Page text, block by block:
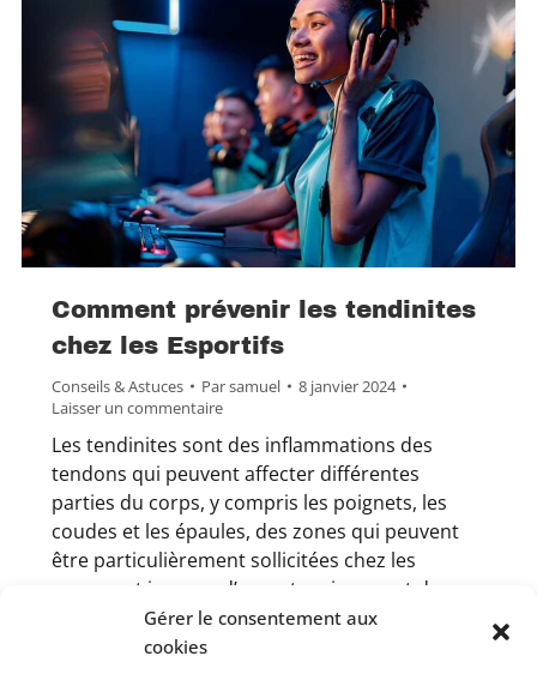
Gérer le consentement aux
cookies
Comment prévenir les tendinites
chez les Esportifs
Conseils & Astuces Parsamuel
8 janvier 2024
Laisser un commentaire
Les tendinites sont des inflammations des
tendons qui peuvent affecter différentes
parties du corps, y compris les poignets, les
coudes et les épaules, des zones qui peuvent
être particulièrement sollicitées chez les
gamers et joueurs d’esport. qui passent de
longues heures devant un écran et utilisent
fréquemment des dispositifs de pointage